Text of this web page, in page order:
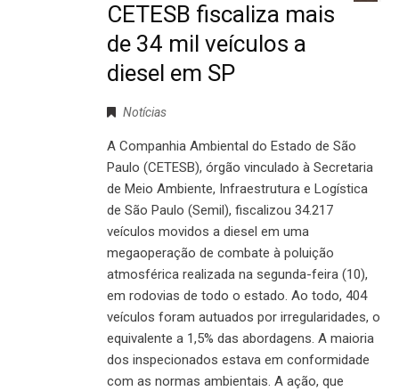
CETESB fiscaliza mais
de 34 mil veículos a
diesel em SP
Notícias
A Companhia Ambiental do Estado de São
Paulo (CETESB), órgão vinculado à Secretaria
de Meio Ambiente, Infraestrutura e Logística
de São Paulo (Semil), fiscalizou 34.217
veículos movidos a diesel em uma
megaoperação de combate à poluição
atmosférica realizada na segunda-feira (10),
em rodovias de todo o estado. Ao todo, 404
veículos foram autuados por irregularidades, o
equivalente a 1,5% das abordagens. A maioria
dos inspecionados estava em conformidade
com as normas ambientais. A ação, que